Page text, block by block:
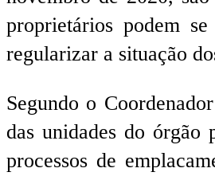
proprietários podem
regularizar a situação
Segundo o
das unidades do
processos de